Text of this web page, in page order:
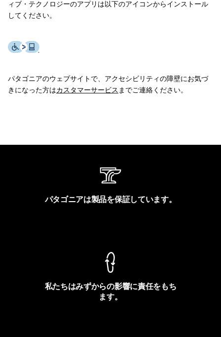
ィブ・テクノロジーのアプリは以下のアイコンからインストール
してください。
パタゴニアのウェブサイトで、アクセシビリティの障壁にお気づ
きになった方はカスタマーサービス までご連絡ください。
パタゴニアは製品を保証しています。
私たちはみずからの影響に責任をもち
ます。